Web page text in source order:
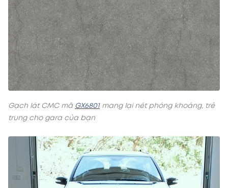
Gạch lát CMC mã GX6801mang lại nét phóng khoáng, trẻ
trung cho gara của bạn